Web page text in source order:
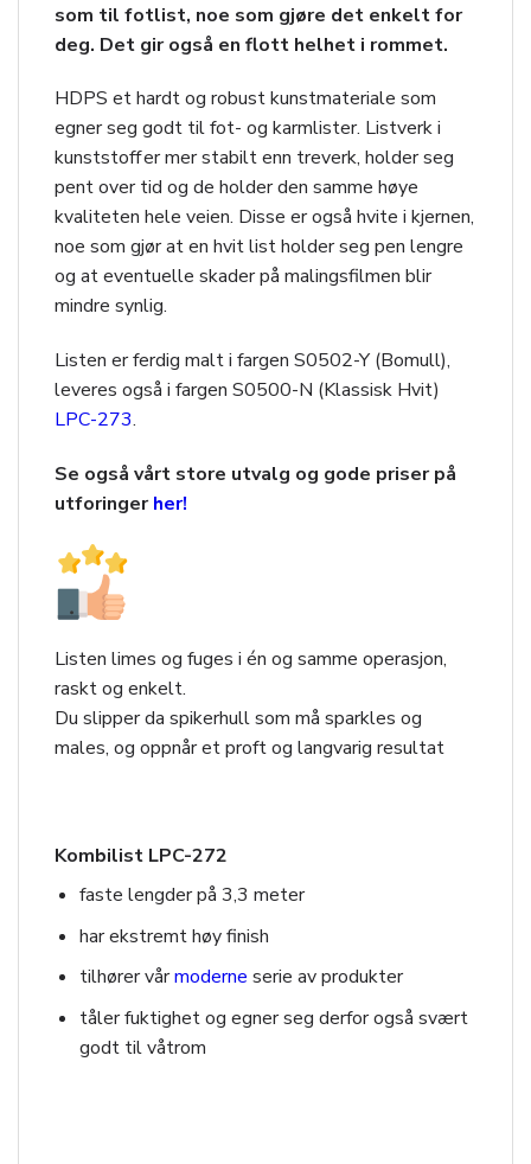
som til fotlist, noe som gjøre det enkelt for
deg. Det gir også en flott helhet i rommet.
HDPS et hardt og robust kunstmateriale som
egner seg godt til fot- og karmlister. Listverk i
kunststoff er mer stabilt enn treverk, holder seg
pent over tid og de holder den samme høye
kvaliteten hele veien. Disse er også hvite i kjernen,
noe som gjør at en hvit list holder seg pen lengre
og at eventuelle skader på malingsfilmen blir
mindre synlig.
Listen er ferdig malt i fargen S0502-Y (Bomull),
leveres også i fargen S0500-N (Klassisk Hvit)
LPC-273.
Se også vårt store utvalg og gode priser på
utforingerher!
Listen limes og fuges i én og samme operasjon,
raskt og enkelt.
Du slipper da spikerhull som må sparkles og
males, og oppnår et proft og langvarig resultat
Kombilist LPC-272
faste lengder på 3,3 meter
har ekstremt høy finish
tilhører vårmoderne serie av produkter
tåler fuktighet og egner seg derfor også svært
godt til våtrom